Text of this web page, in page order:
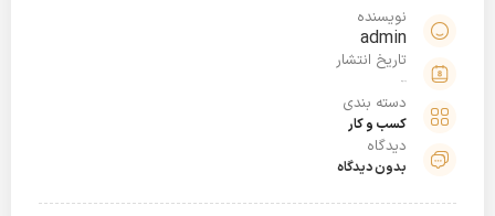
نویسنده
admin
تاریخ انتشار
دسته بندی
کسب و کار
دیدگاه
بدون دیدگاه